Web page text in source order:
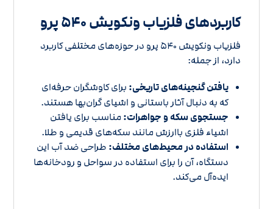
کاربردهای فلزیاب ونکویش ۵۴۰ پرو
فلزیاب ونکویش ۵۴۰ پرو در حوزه‌های مختلفی کاربرد
دارد، از جمله:
یافتن گنجینه‌های تاریخی: برای کاوشگران حرفه‌ای
که به دنبال آثار باستانی و اشیای گران‌بها هستند.
جستجوی سکه و جواهرات: مناسب برای یافتن
اشیاء فلزی باارزش مانند سکه‌های قدیمی و طلا.
استفاده در محیط‌های مختلف: طراحی ضد آب این
دستگاه، آن را برای استفاده در سواحل و رودخانه‌ها
ایده‌آل می‌کند.